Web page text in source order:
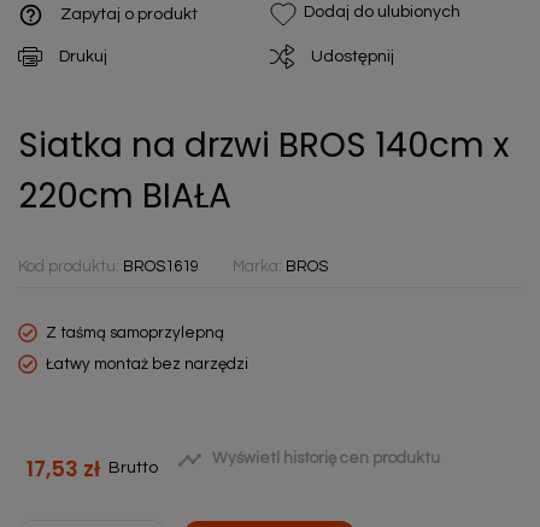
help_outline Zapytaj o produkt Dodaj do ulubionych
Drukuj Udostępnij
Siatka na drzwi BROS 140cm x
220cm BIAŁA
Kod produktu: BROS1619 Marka: BROS
Z taśmą samoprzylepną
Łatwy montaż bez narzędzi
17,53 zł Brutto  Wyświetl historię cen produktu